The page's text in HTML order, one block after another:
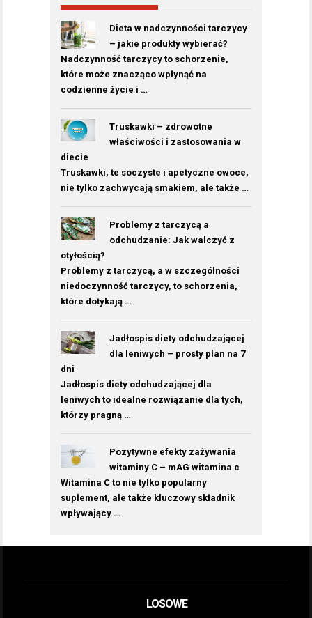
Dieta w nadczynności tarczycy
– jakie produkty wybierać?
Nadczynność tarczycy to schorzenie,
które może znacząco wpłynąć na
codzienne życie i …
Truskawki – zdrowotne
właściwości i zastosowania w
diecie
Truskawki, te soczyste i apetyczne owoce,
nie tylko zachwycają smakiem, ale także …
Problemy z tarczycą a
odchudzanie: Jak walczyć z
otyłością?
Problemy z tarczycą, a w szczególności
niedoczynność tarczycy, to schorzenia,
które dotykają …
Jadłospis diety odchudzającej
dla leniwych – prosty plan na 7
dni
Jadłospis diety odchudzającej dla
leniwych to idealne rozwiązanie dla tych,
którzy pragną …
Pozytywne efekty zażywania
witaminy C – mAG witamina c
Witamina C to nie tylko popularny
suplement, ale także kluczowy składnik
wpływający …
LOSOWE